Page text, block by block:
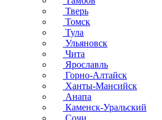
Тверь
Томск
Тула
Ульяновск
Чита
Ярославль
Горно-Алтайск
Ханты-Мансийск
Анапа
Каменск-Уральский
Сочи